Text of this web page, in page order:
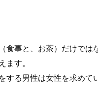
食事と、お茶）だけで
ます。
する男性は女性を求め